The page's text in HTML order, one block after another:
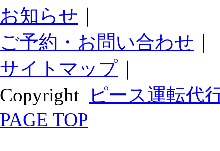
お知らせ
ご予約・お問い合わせ
サイトマップ
Copyright
ピース運転代
PAGE TOP